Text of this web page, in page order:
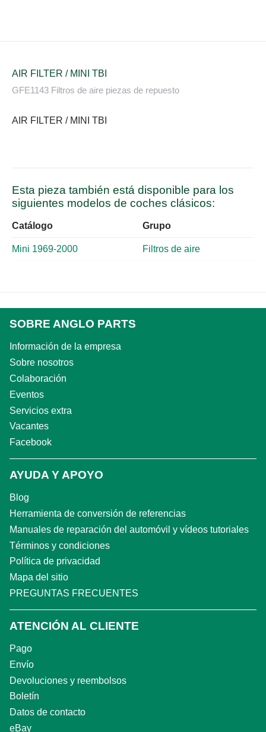
AIR FILTER / MINI TBI
GFE1143 Filtros de aire piezas de repuesto
AIR FILTER / MINI TBI
Esta pieza también está disponible para los
siguientes modelos de coches clásicos:
Catálogo Grupo
Mini 1969-2000 Filtros de aire
SOBRE ANGLO PARTS
Información de la empresa
Sobre nosotros
Colaboración
Eventos
Servicios extra
Vacantes
Facebook
AYUDA Y APOYO
Blog
Herramienta de conversión de referencias
Manuales de reparación del automóvil y vídeos tutoriales
Términos y condiciones
Política de privacidad
Mapa del sitio
PREGUNTAS FRECUENTES
ATENCIÓN AL CLIENTE
Pago
Envío
Devoluciones y reembolsos
Boletín
Datos de contacto
eBay